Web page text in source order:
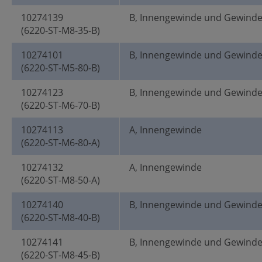
10274139
(6220-ST-M8-35-B)
B, Innengewinde und
10274101
(6220-ST-M5-80-B)
B, Innengewinde und
10274123
(6220-ST-M6-70-B)
B, Innengewinde und
10274113
(6220-ST-M6-80-A)
A, Innengewinde
10274132
(6220-ST-M8-50-A)
A, Innengewinde
10274140
(6220-ST-M8-40-B)
B, Innengewinde und
10274141
(6220-ST-M8-45-B)
B, Innengewinde und